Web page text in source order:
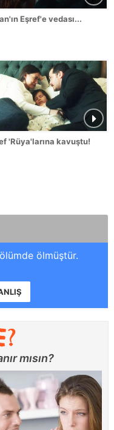
Eşref'e vedası...
'Rüya'larına kavuştu!
ölmüştür.
mısın?